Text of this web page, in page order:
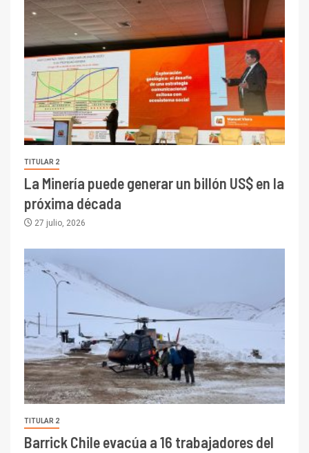
TITULAR 2
La Minería puede generar un billón US$ en la
próxima década
27 julio, 2026
TITULAR 2
Barrick Chile evacúa a 16 trabajadores del